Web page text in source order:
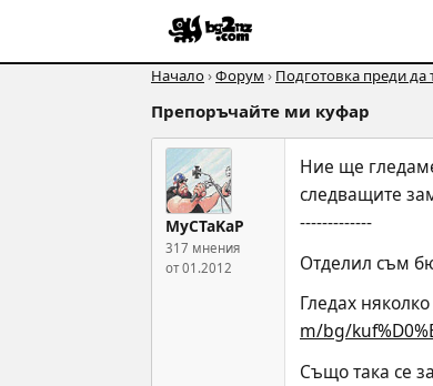
Начало›Форум › Подготовка преди да
Препоръчайте ми куфар
MyCTaKaP
317 мнения
от 01.2012
Ние ще
следващите
-------------
Отделил съм
Гледах
m/bg/
Също така се